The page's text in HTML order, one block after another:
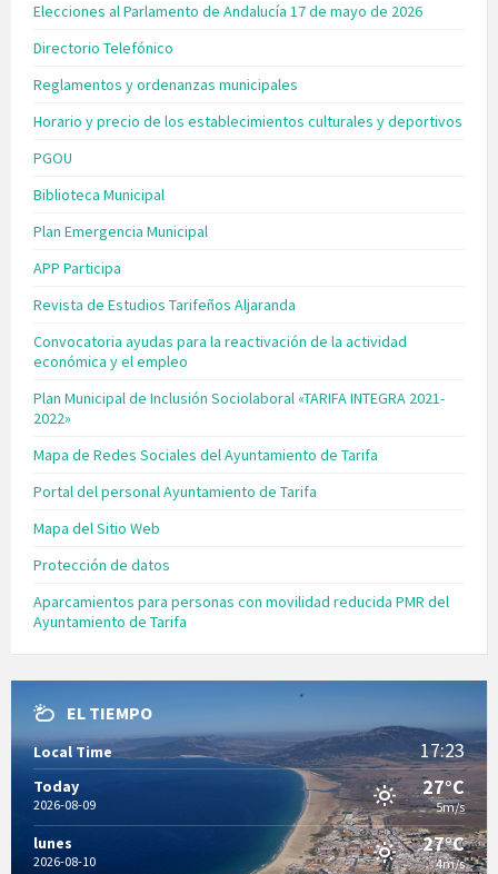
Elecciones al Parlamento de Andalucía 17 de mayo de 2026
Directorio Telefónico
Reglamentos y ordenanzas municipales
Horario y precio de los establecimientos culturales y deportivos
PGOU
Biblioteca Municipal
Plan Emergencia Municipal
APP Participa
Revista de Estudios Tarifeños Aljaranda
Convocatoria ayudas para la reactivación de la actividad
económica y el empleo
Plan Municipal de Inclusión Sociolaboral «TARIFA INTEGRA 2021-
2022»
Mapa de Redes Sociales del Ayuntamiento de Tarifa
Portal del personal Ayuntamiento de Tarifa
Mapa del Sitio Web
Protección de datos
Aparcamientos para personas con movilidad reducida PMR del
Ayuntamiento de Tarifa
EL TIEMPO
Local Time 17:23
Today
2026-08-09
27°C
5m/s
lunes
2026-08-10
27°C
4m/s